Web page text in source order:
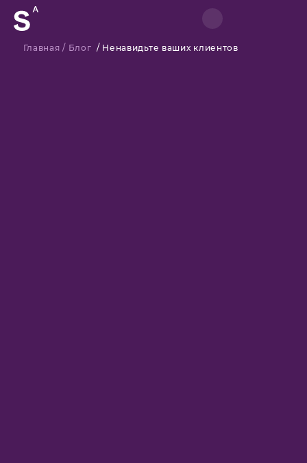
Главная / Блог / Ненавидьте ваших клиентов